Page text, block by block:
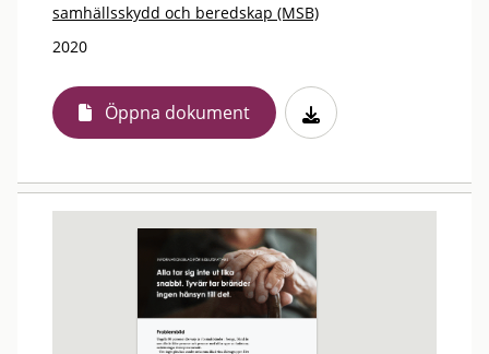
samhällsskydd och beredskap (MSB)
2020
Öppna dokument